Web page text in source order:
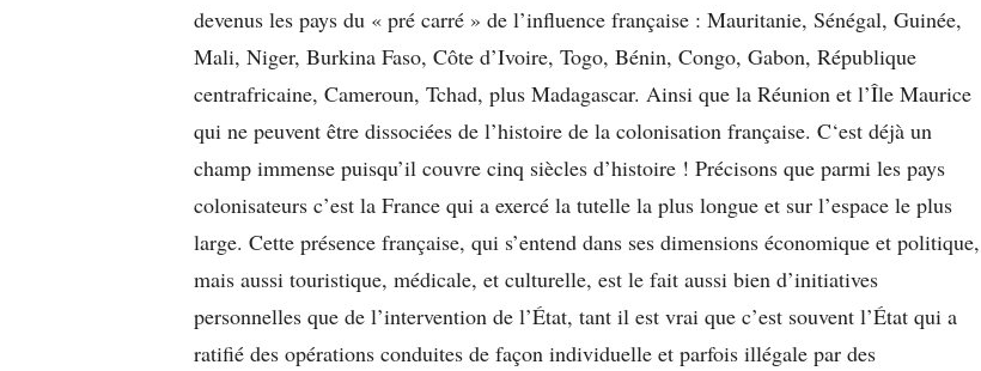
devenus les pays du « pré carré » de l’influence française : Mauritanie, Sénégal, Guinée,
Mali, Niger, Burkina Faso, Côte d’Ivoire, Togo, Bénin, Congo, Gabon, République
centrafricaine, Cameroun, Tchad, plus Madagascar. Ainsi que la Réunion et l’Île Maurice
qui ne peuvent être dissociées de l’histoire de la colonisation française. C‘est déjà un
champ immense puisqu’il couvre cinq siècles d’histoire ! Précisons que parmi les pays
colonisateurs c’est la France qui a exercé la tutelle la plus longue et sur l’espace le plus
large. Cette présence française, qui s’entend dans ses dimensions économique et politique,
mais aussi touristique, médicale, et culturelle, est le fait aussi bien d’initiatives
personnelles que de l’intervention de l’État, tant il est vrai que c’est souvent l’État qui a
ratifié des opérations conduites de façon individuelle et parfois illégale par des